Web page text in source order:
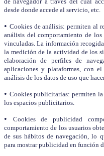
desde donde accede al servicio, etc.
• Cookies de análisis: permiten al
análisis del comportamiento de
vinculadas. La información
la medición de la actividad de los
elaboración de perfiles de
aplicaciones y plataformas, con
análisis de los datos de uso que
• Cookies publicitarias: permiten
los espacios publicitarios.
• Cookies de publicidad
comportamiento de los usuarios
de sus hábitos de navegación, lo
para mostrar publicidad en función